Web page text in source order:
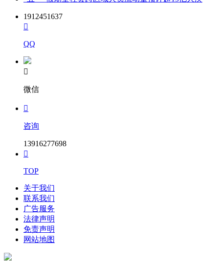
1912451637

QQ

微信

咨询
13916277698

TOP
关于我们
联系我们
广告服务
法律声明
免责声明
网站地图